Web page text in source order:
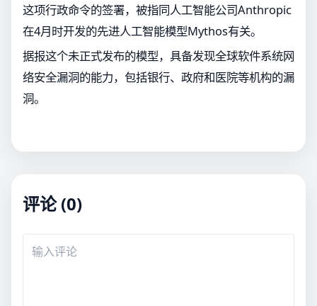
这项行政命令的签署，被指同人工智能公司Anthropic
在4月时开发的先进人工智能模型Mythos有关。
据报这个未正式发布的模型，具备发现全球软件系统网
络安全漏洞的能力，包括银行、政府和医院等机构的漏
洞。
评论 (0)